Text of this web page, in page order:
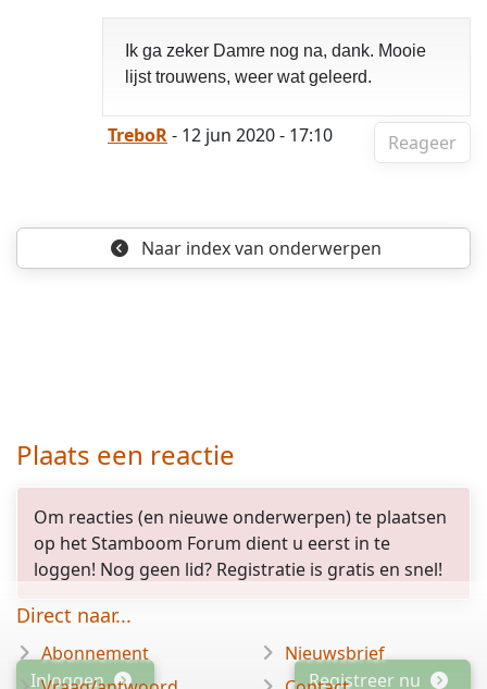
Ik ga zeker Damre nog na, dank. Mooie
lijst trouwens, weer wat geleerd.
Reageer
TreboR- 12 jun 2020 - 17:10
Naar indexvan onderwerpen
Plaats een reactie
Om reacties (en nieuwe onderwerpen) te plaatsen
op het Stamboom Forum dient u eerst in te
loggen! Nog geen lid? Registratie is gratis en snel!
Inloggen Registreer nu
Direct naar...
Abonnement
Nieuwsbrief